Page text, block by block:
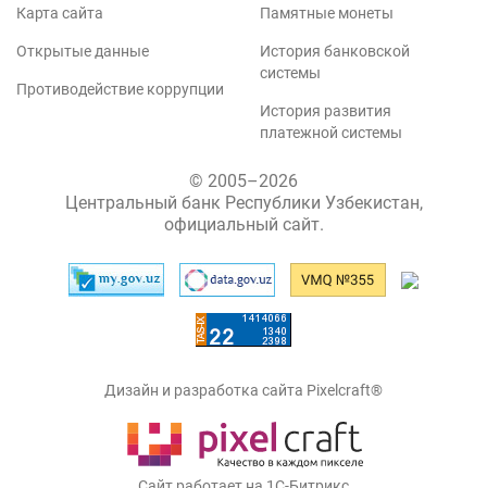
Карта сайта
Открытые данные
Противодействие коррупции
Памятные монеты
История банковской
системы
История развития
платежной системы
© 2005–2026
Центральный банк Республики Узбекистан,
официальный сайт.
Дизайн и разработка сайта Pixelcraft®